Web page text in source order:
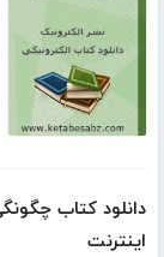
اینترنت